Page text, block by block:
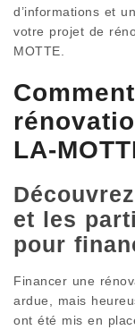
d’informations et
votre projet de
MOTTE.
LA-
et les
pour
Financer une
ardue, mais
ont été mis en